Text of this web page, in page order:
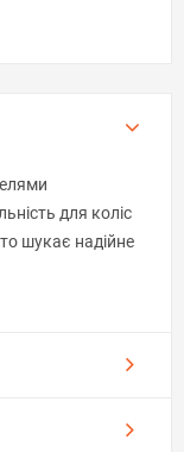
для коліс
шукає надійне